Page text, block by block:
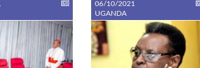
06/10/2021
UGANDA